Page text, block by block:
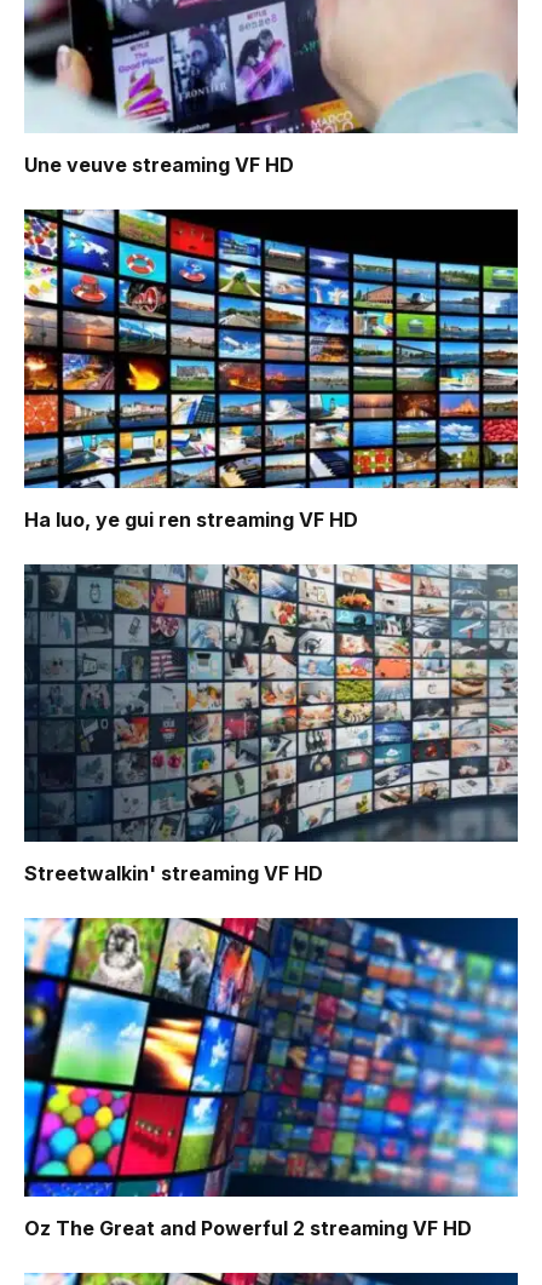
Une veuve streaming VF HD
Ha luo, ye gui ren streaming VF HD
Streetwalkin' streaming VF HD
Oz The Great and Powerful 2 streaming VF HD